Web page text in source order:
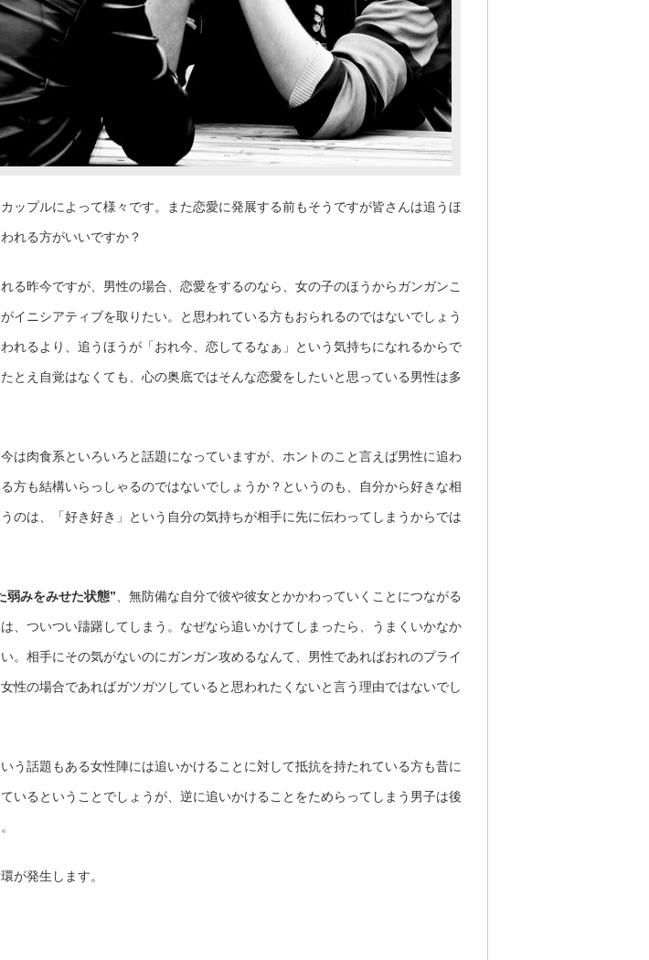
ップルによって様々です。また恋愛に発展する前もそうですが皆さんは追うほ
れる方がいいですか？
る昨今ですが、男性の場合、恋愛をするのなら、女の子のほうからガンガンこ
イニシアティブを取りたい。と思われている方もおられるのではないでしょう
れるより、追うほうが「おれ今、恋してるなぁ」という気持ちになれるからで
とえ自覚はなくても、心の奥底ではそんな恋愛をしたいと思っている男性は多
は肉食系といろいろと話題になっていますが、ホントのこと言えば男性に追わ
方も結構いらっしゃるのではないでしょうか？というのも、自分から好きな相
のは、「好き好き」という自分の気持ちが相手に先に伝わってしまうからでは
弱みをみせた状態” 、無防備な自分で彼や彼女とかかわっていくことにつながる
、ついつい躊躇してしまう。なぜなら追いかけてしまったら、うまくいかなか
。相手にその気がないのにガンガン攻めるなんて、男性であればおれのプライ
性の場合であればガツガツしていると思われたくないと言う理由ではないでし
う話題もある女性陣には追いかけることに対して抵抗を持たれている方も昔に
いるということでしょうが、逆に追いかけることをためらってしまう男子は後
が発生します。